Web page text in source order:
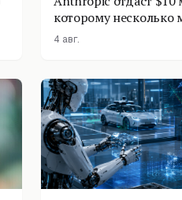
которому несколько
4 авг.